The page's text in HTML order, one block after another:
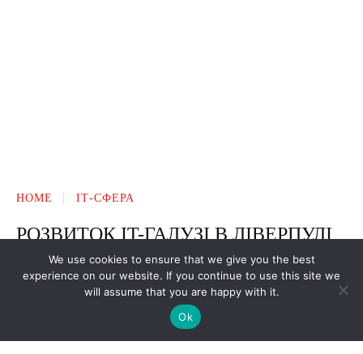
We use cookies to ensure that we give you the best
experience on our website. If you continue to use this site we
will assume that you are happy with it.
Ok